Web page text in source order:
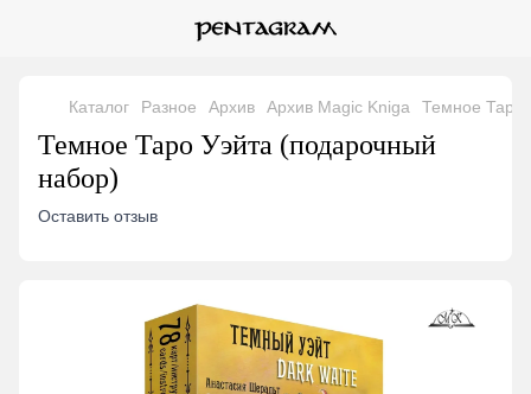
Каталог Разное Архив Архив Magic Kniga Темное Таро
Темное Таро Уэйта (подарочный
набор)
Оставить отзыв